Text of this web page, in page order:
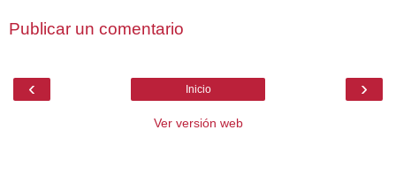
Publicar un comentario
‹ ›
Inicio
Ver versión web